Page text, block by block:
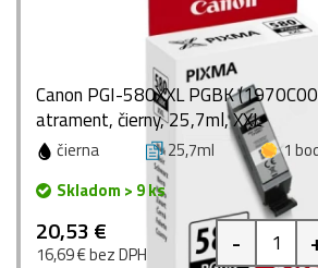
Canon PGI-580XXL PGBK
atrament, čierny, 25,7ml, XXL
čierna 25,7ml
1
Skladom > 9 ks
20,53 €
16,69 € bez DPH -